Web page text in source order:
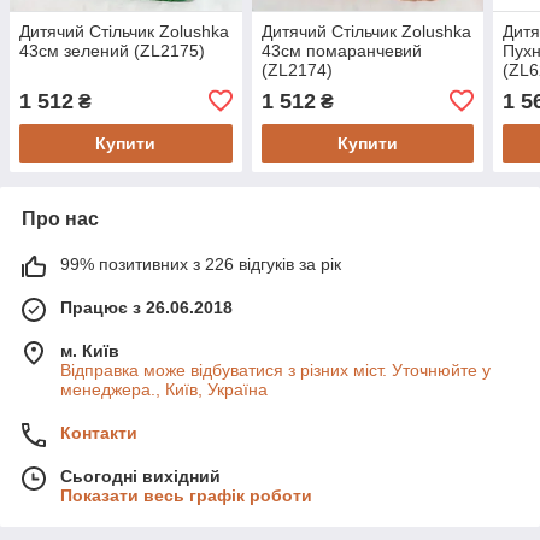
Дитячий Стільчик Zolushka
43см зелений (ZL2175)
1 512 ₴
Купити
Дитячий Стільчик Zolushka
43см помаранчевий
(ZL2174)
1 512₴
Купити
1
Про нас
99% позитивних з 226 відгуків за рік
Працює з 26.06.2018
м. Київ
Відправка може відбуватися з різних міст. Уточнюйте у
менеджера., Київ, Україна
Контакти
Сьогодні вихідний
Показати весь графік роботи